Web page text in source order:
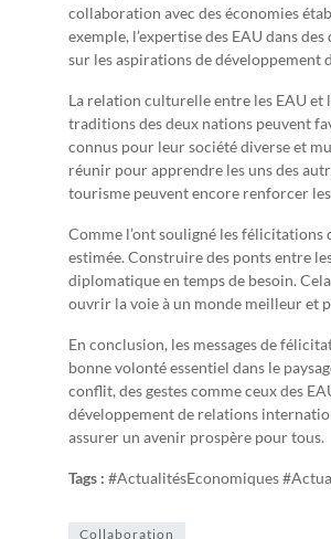
collaboration avec des économies
exemple, l’expertise des EAU dans
sur les aspirations de développement
La relation culturelle entre les EAU et
traditions des deux nations peuvent
connus pour leur société diverse et
réunir pour apprendre les uns des
tourisme peuvent encore renforcer
Comme l’ont souligné les félicitations
estimée. Construire des ponts entre
diplomatique en temps de besoin.
ouvrir la voie à un monde meilleur et
En conclusion, les messages de
bonne volonté essentiel dans le
conflit, des gestes comme ceux des
développement de relations
assurer un avenir prospère pour tous.
Tags : #ActualitésEconomiques
Collaboration